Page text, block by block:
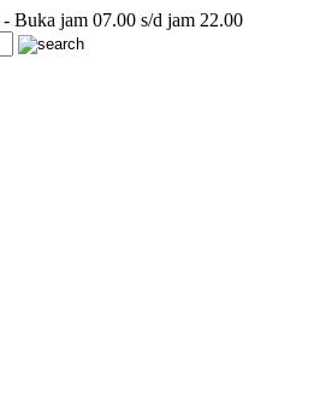
- Buka jam 07.00 s/d jam 22.00